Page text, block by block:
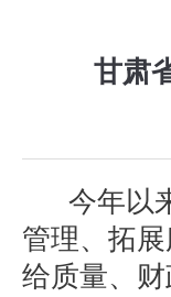
甘肃
今年以
管理、拓
给质量、